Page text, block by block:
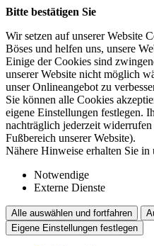
Bitte bestätigen Sie
Wir setzen auf unserer Website
Böses und helfen uns, unsere
Einige der Cookies sind
unserer Website nicht möglich
unser Onlineangebot zu
Sie können alle Cookies
eigene Einstellungen festlegen.
nachträglich jederzeit
Fußbereich unserer Website).
Nähere Hinweise erhalten Sie in
Notwendige
Externe Dienste
Alle auswählen und fortfahren
Eigene Einstellungen festlegen